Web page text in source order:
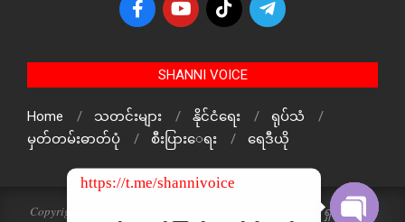
SHANNI VOICE
Home သတင်းများ နိုင်ငံရေး
ရုပ်သံ
မှတ်တမ်းဓာတ်ပုံ
စီးပြားေရး ရေဒီယို
Copyright © 2024 The Voice Of ShanNi All rights reserved. ရှမ်းနီအသံ
https://t.me/shannivoice